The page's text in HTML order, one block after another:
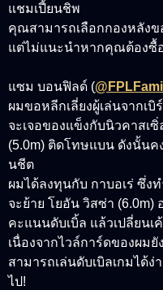
แชมเปี้ยนชิพ
คุณสามารถเลือกกองหลังข
แต่ไม่แนะนำหากคุณต้องซื้
แซม บอนฟิลด์ (
ผมขอหลีกเลี่ยงผู้เล่นจากเ
จะเจอของแข็งกับนิวคาสเ
(5.0m) ติดโทษแบน ดังนั้นค
นชีต
ผมได้ลงทุนกับ กาบอเร่ ซึ่ง
จะย้าย โยอัน วิสซ่า
คะแนนดับเบิ้ล แล้วเปลี่ยน
เนื่องจากไวล์การ์ดของผม
สามารถเล่นดับเบิลเกมได้
ไป!